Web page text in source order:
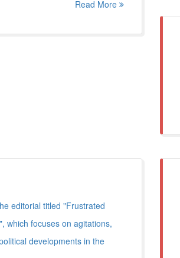
Read More
editorial titled "Frustrated
which focuses on agitations,
developments in the